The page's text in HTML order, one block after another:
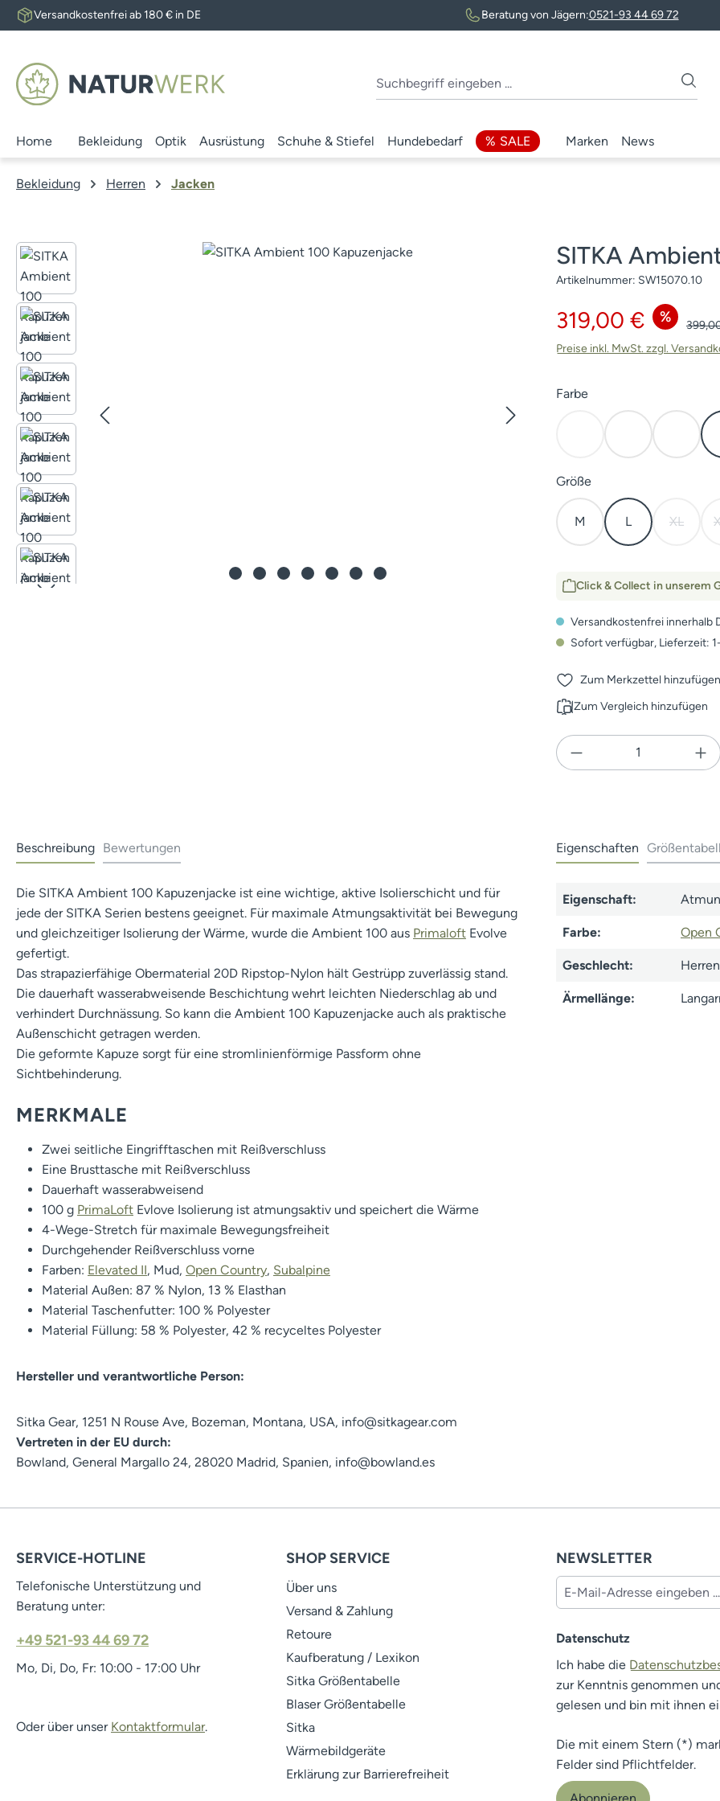
Hauptinhalt springen
Zur Suche springen
Zur Hauptnavigation springen
Versandkostenfrei ab 180 € in DE Beratung von Jägern:0521-93 44 69 72
Home Bekleidung Optik Ausrüstung Schuhe & Stiefel Hundebedarf SALE Marken News
Bekleidung Herren Jacken
Bildergalerie überspringen SITKA
Artikelnummer: SW15070.10
Verkaufspreis:
319,00 € %
Preise inkl. MwSt. zzgl.
Farbeauswählen
Cover
(Diese Option ist zurzeit
Elevated II Mud
Größeauswählen
M L XL
(Diese
Click & Collect in unserem
Versandkostenfrei innerhalb
Sofort verfügbar, Lieferzeit:
Zum Merkzettel hinzufügen
Zum Vergleich hinzufügen
Produkt Anzahl:
Beschreibung Bewertungen
Die SITKA Ambient 100 Kapuzenjacke ist eine wichtige, aktive Isolierschicht und für
jede der SITKA Serien bestens geeignet. Für maximale Atmungsaktivität bei Bewegung
und gleichzeitiger Isolierung der Wärme, wurde die Ambient 100 aus Primaloft Evolve
gefertigt.
Das strapazierfähige Obermaterial 20D Ripstop-Nylon hält Gestrüpp zuverlässig stand.
Die dauerhaft wasserabweisende Beschichtung wehrt leichten Niederschlag ab und
verhindert Durchnässung. So kann die Ambient 100 Kapuzenjacke auch als praktische
Außenschicht getragen werden.
Die geformte Kapuze sorgt für eine stromlinienförmige Passform ohne
Sichtbehinderung.
MERKMALE
Zwei seitliche Eingrifftaschen mit Reißverschluss
Eine Brusttasche mit Reißverschluss
Dauerhaft wasserabweisend
100 g PrimaLoft Evlove Isolierung ist atmungsaktiv und speichert die Wärme
4-Wege-Stretch für maximale Bewegungsfreiheit
Durchgehender Reißverschluss vorne
Farben: Elevated II, Mud, Open Country, Subalpine
Material Außen: 87 % Nylon, 13 % Elasthan
Material Taschenfutter: 100 % Polyester
Material Füllung: 58 % Polyester, 42 % recyceltes Polyester
Hersteller und verantwortliche Person:
Sitka Gear, 1251 N Rouse Ave, Bozeman, Montana, USA, info@sitkagear.com
Vertreten in der EU durch:
Bowland, General Margallo 24, 28020 Madrid, Spanien, info@bowland.es
Eigenschaften
Eigenschaft:
Farbe: Open
Geschlecht: Herren
Ärmellänge:
SERVICE-HOTLINE
Telefonische Unterstützung und
Beratung unter:
+49 521-93 44 69 72
Mo, Di, Do, Fr: 10:00 - 17:00 Uhr
Oder über unser Kontaktformular.
SHOP SERVICE
Über uns
Versand & Zahlung
Retoure
Kaufberatung / Lexikon
Sitka Größentabelle
Blaser Größentabelle
Sitka
Wärmebildgeräte
Erklärung zur Barrierefreiheit
NEWSLETTER
Datenschutz
Ich habe die
zur Kenntnis genommen
gelesen und bin mit ihnen
Die mit einem Stern (*)
Felder sind Pflichtfelder.